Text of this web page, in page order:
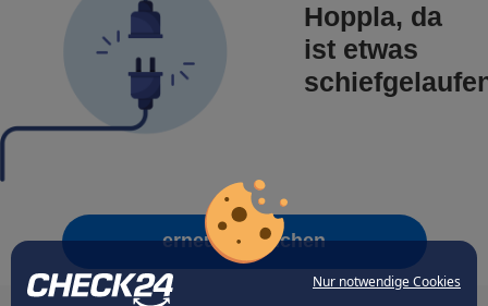
Nur notwendige Cookies
Hoppla, da
ist etwas
erneut versuchen